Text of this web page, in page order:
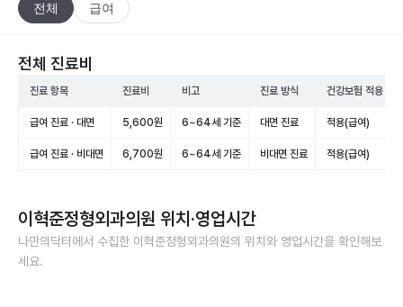
전체 급여
전체 진료비
진료 항목 진료비 비고 진료 방식 건강보험 적용
급여 진료 · 대면 5,600원 6~64세 기준 대면 진료 적용(급여)
급여 진료 · 비대면 6,700원 6~64세 기준 비대면 진료 적용(급여)
이혁준정형외과의원 위치·영업시간
나만의닥터에서 수집한 이혁준정형외과의원의 위치와 영업시간을 확인해보
세요.